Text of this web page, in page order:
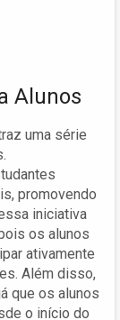
Alunos
uma série
promovendo
iniciativa
os alunos
ativamente
Além disso,
que os alunos
o início do